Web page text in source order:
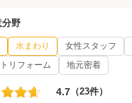
分野
水まわり 女性スタッフ
リフォーム 地元密着
4.7 （23件）